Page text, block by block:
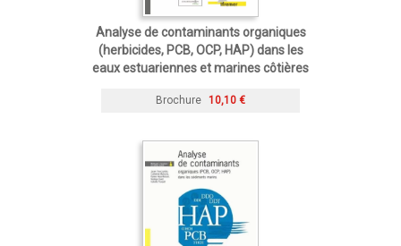
Analyse de contaminants organiques
(herbicides, PCB, OCP, HAP) dans les
eaux estuariennes et marines côtières
Brochure 10,10 €